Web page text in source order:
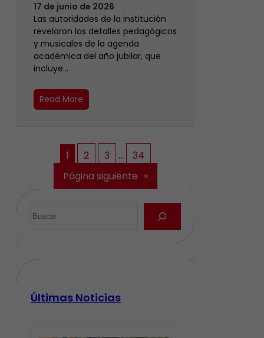
17 de junio de 2026
Las autoridades de la institución
revelaron los detalles pedagógicos
y musicales de la agenda
académica del año jubilar, que
incluye…
Read More
1 2 3 …
34
Página siguiente »
Últimas Noticias